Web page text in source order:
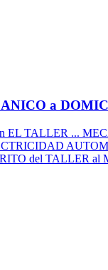
a
EL TALLER ...
del TALLER al